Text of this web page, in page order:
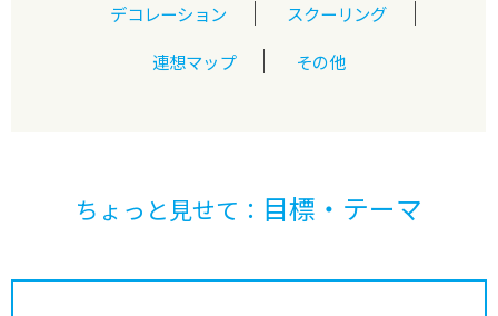
デコレーション
スクーリング
連想マップ
その他
ちょっと見せて： 目標・テーマ